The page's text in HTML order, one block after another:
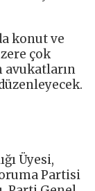
konut ve
çok
avukatların
Üyesi,
Partisi